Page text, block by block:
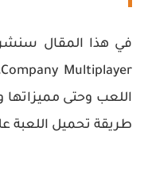
في هذا المقال
Company Multiplayer
اللعب وحتى مميزاتها
طريقة تحميل اللعبة